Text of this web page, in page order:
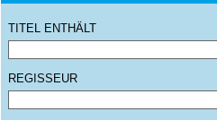
TITEL ENTHÄLT
REGISSEUR